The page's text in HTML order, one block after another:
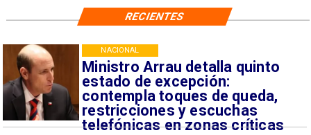
Ministro Arrau detalla quinto
estado de excepción:
contempla toques de queda,
restricciones y escuchas
telefónicas en zonas críticas
NACIONAL
RECIENTES